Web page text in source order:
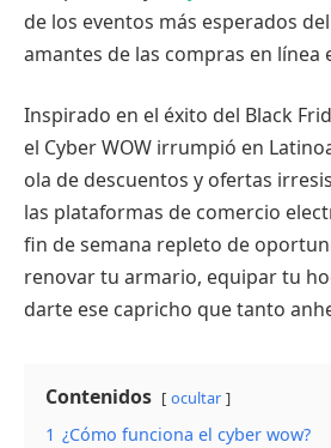
de los eventos más esperados
amantes de las compras en línea
Inspirado en el éxito del Black
el Cyber WOW irrumpió en
ola de descuentos y ofertas
las plataformas de comercio
fin de semana repleto de
renovar tu armario, equipar tu
darte ese capricho que tanto
Contenidos ocultar
1 ¿Cómo funciona el cyber wow?